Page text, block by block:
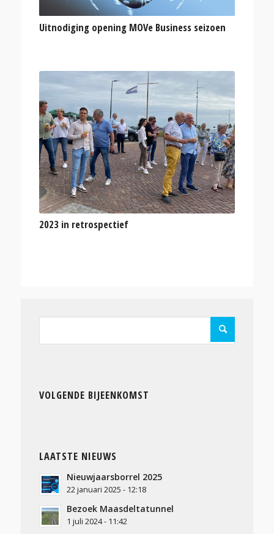
Uitnodiging opening MOVe Business seizoen
2023 in retrospectief
VOLGENDE BIJEENKOMST
LAATSTE NIEUWS
Nieuwjaarsborrel 2025
22 januari 2025 - 12:18
Bezoek Maasdeltatunnel
1 juli 2024 - 11:42